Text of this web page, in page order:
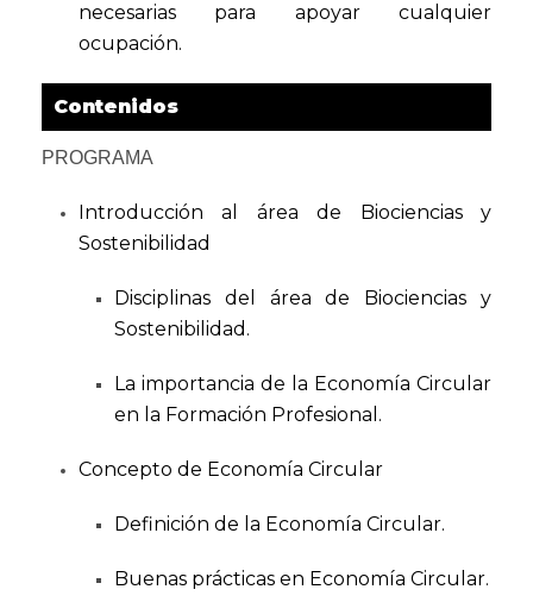
necesarias para apoyar cualquier
ocupación.
Contenidos
PROGRAMA
Introducción al área de Biociencias y
Sostenibilidad
Disciplinas del área de Biociencias y
Sostenibilidad.
La importancia de la Economía Circular
en la Formación Profesional.
Concepto de Economía Circular
Definición de la Economía Circular.
Buenas prácticas en Economía Circular.